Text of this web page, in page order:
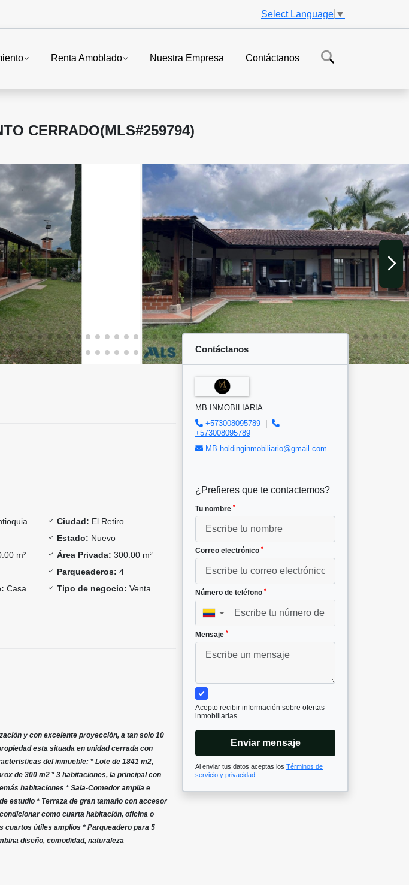
Select Language ▼
Renta Amoblado Nuestra Empresa Contáctanos
CERRADO(MLS#259794)
Ciudad: El Retiro
Estado: Nuevo
m² Área Privada: 300.00 m²
Parqueaderos: 4
Casa Tipo de negocio: Venta
y con excelente proyección, a tan solo 10
esta situada en unidad cerrada con
del inmueble: * Lote de 1841 m2,
de 300 m2 * 3 habitaciones, la principal con
habitaciones * Sala-Comedor amplia e
estudio * Terraza de gran tamaño con accesor
como cuarta habitación, oficina o
cuartos útiles amplios * Parqueadero para 5
diseño, comodidad, naturaleza
Contáctanos
MB INMOBILIARIA
+573008095789
+573008095789
MB.holdinginmobiliario@gmail.com
¿Prefieres que te contactemos?
Tu nombre *
Correo electrónico *
Número de teléfono *
▼
Mensaje *
Acepto recibir información sobre ofertas
inmobiliarias
Enviar mensaje
Al enviar tus datos aceptas los Términos de
servicio y privacidad